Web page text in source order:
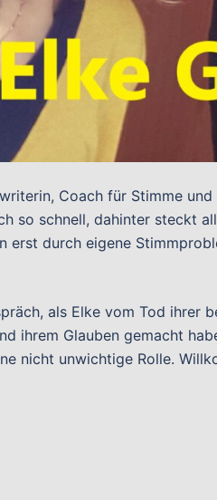
Coach für Stimme
so schnell, dahinter steckt
erst durch eigene
als Elke vom Tod ihrer
ihrem Glauben gemacht
nicht unwichtige Rolle.